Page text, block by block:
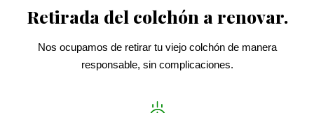
Retirada del colchón a renovar.
Nos ocupamos de retirar tu viejo colchón de manera
responsable, sin complicaciones.